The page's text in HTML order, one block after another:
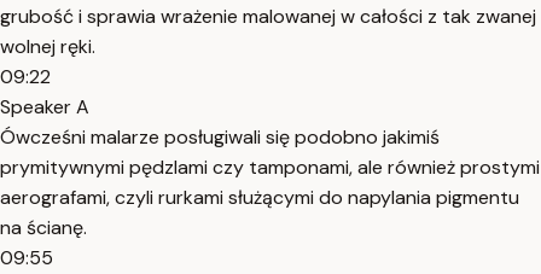
grubość i sprawia wrażenie malowanej w całości z tak zwanej
wolnej ręki.
09:22
Speaker A
Ówcześni malarze posługiwali się podobno jakimiś
prymitywnymi pędzlami czy tamponami, ale również prostymi
aerografami, czyli rurkami służącymi do napylania pigmentu
na ścianę.
09:55